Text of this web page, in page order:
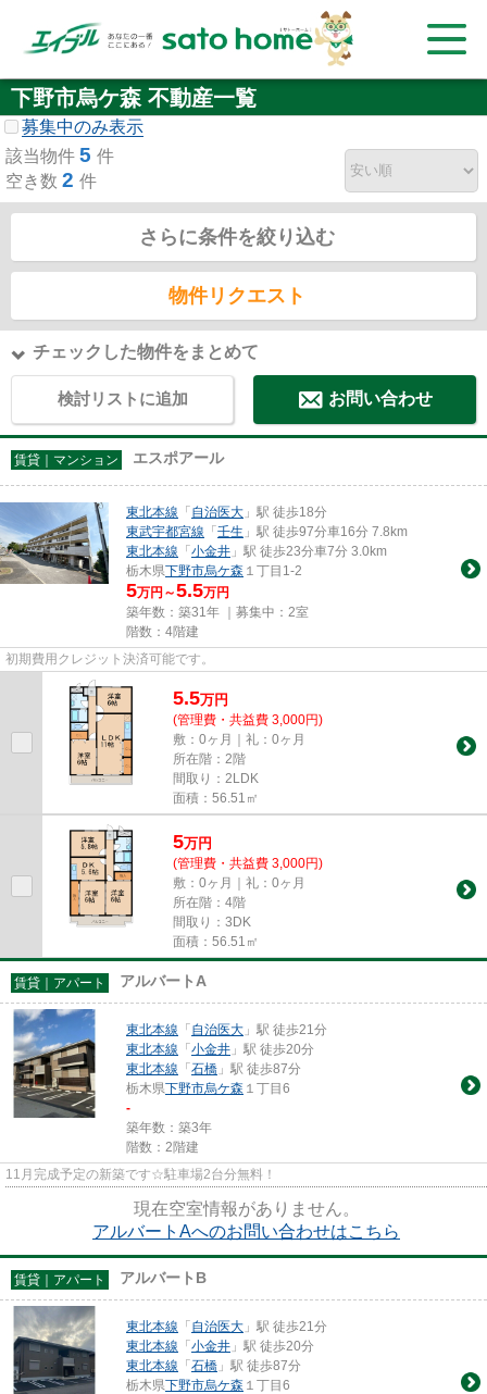
下野市烏ケ森 不動産一覧
募集中のみ表示
該当物件 5 件
空き数 2 件
さらに条件を絞り込む
物件リクエスト
チェックした物件をまとめて
検討リストに追加 お問い合わせ
賃貸｜マンション エスポアール
東北本線 「自治医大 」駅 徒歩18分
東武宇都宮線 「壬生 」駅 徒歩97分車16分 7.8km
東北本線 「小金井 」駅 徒歩23分車7分 3.0km
栃木県下野市烏ケ森 １丁目1-2
5万円～5.5万円
築年数：築31年 ｜募集中： 2室
階数：4階建
初期費用クレジット決済可能です。
5.5万円
(管理費・共益費 3,000円)
敷：0ヶ月｜礼：0ヶ月
所在階：2階
間取り：2LDK
面積：56.51㎡
5万円
(管理費・共益費 3,000円)
敷：0ヶ月｜礼：0ヶ月
所在階：4階
間取り：3DK
面積：56.51㎡
賃貸｜アパート アルバートA
東北本線 「自治医大 」駅 徒歩21分
東北本線 「小金井 」駅 徒歩20分
東北本線 「石橋 」駅 徒歩87分
栃木県下野市烏ケ森 １丁目6
-
築年数：築3年
階数：2階建
11月完成予定の新築です☆駐車場2台分無料！
現在空室情報がありません。
アルバートAへのお問い合わせはこちら
賃貸｜アパート アルバートB
東北本線 「自治医大 」駅 徒歩21分
東北本線 「小金井 」駅 徒歩20分
東北本線 「石橋 」駅 徒歩87分
栃木県下野市烏ケ森 １丁目6